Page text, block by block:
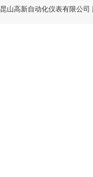
在线留
昆山高新自动化仪表有限公